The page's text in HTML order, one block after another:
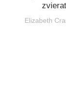
zvierat
Elizabeth